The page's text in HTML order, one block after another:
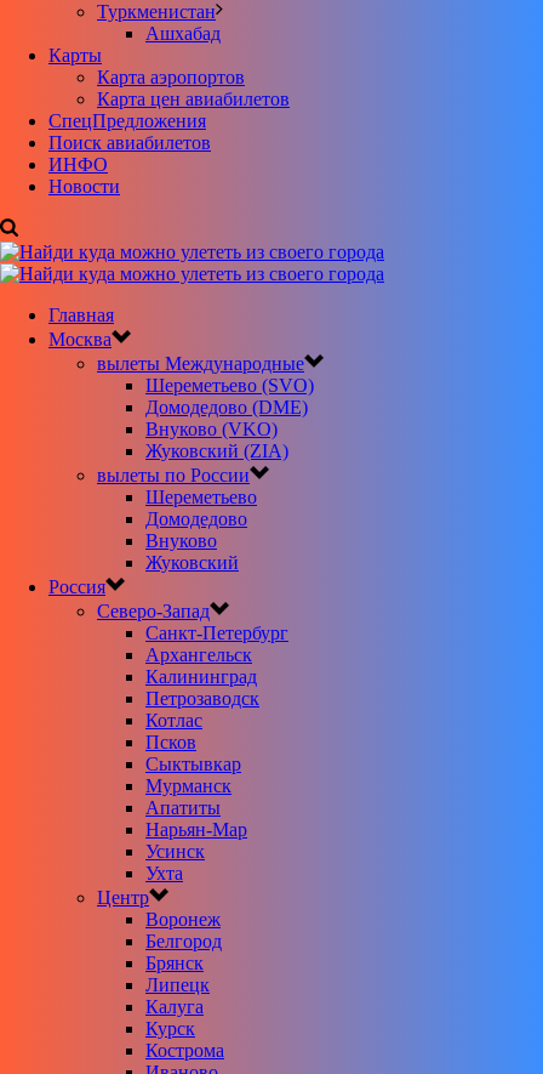
Туркменистан
Ашхабад
Карты
Карта аэропортов
Карта цен авиабилетов
CпецПредложения
Поиск авиабилетов
ИНФО
Новости
Главная
Москва
вылеты Международные
Шереметьево (SVO)
Домодедово (DME)
Внуково (VKO)
Жуковский (ZIA)
вылеты по России
Шереметьево
Домодедово
Внуково
Жуковский
Россия
Северо-Запад
Санкт-Петербург
Архангельск
Калининград
Петрозаводск
Котлас
Псков
Сыктывкар
Мурманск
Апатиты
Нарьян-Мар
Усинск
Ухта
Центр
Воронеж
Белгород
Брянск
Липецк
Калуга
Курск
Кострома